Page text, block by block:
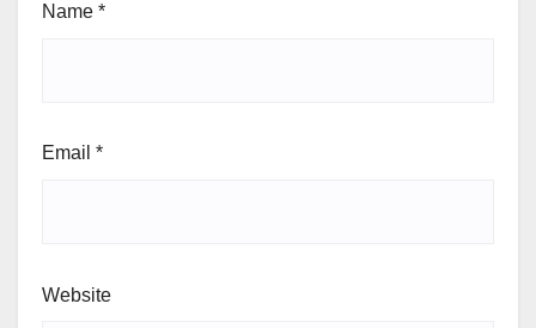
Name *
Email *
Website